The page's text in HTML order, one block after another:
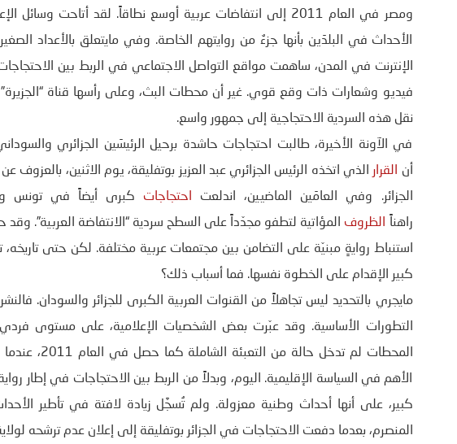
ومصر في العام 2011 إلى انتفاضات عربية أوسع نطاقاً. لقد
الأحداث في البلدَين بأنها جزءٌ من روايتهم الخاصة. وفي مايتعلق بالأعداد
الإنترنت في المدن، ساهمت مواقع التواصل الاجتماعي في الربط بين
فيديو وشعارات ذات وقع قوي. غير أن محطات البث، وعلى رأسها قناة
نقل هذه السردية الاحتجاجية إلى جمهور واسع.
في الآونة الأخيرة، طالبت احتجاجات حاشدة برحيل الرئيسَين الجزائري
أن القرار الذي اتخذه الرئيس الجزائري عبد العزيز بوتفليقة، يوم الاثنين،
الجزائر. وفي العامَين الماضيين، اندلعت احتجاجاتكبرى أيضاً في تونس
راهناً الظروفالمؤاتية لتطفو مجدّداً على السطح سردية “الانتفاضة العربية”. وقد
استنباط روايةٍ مبنيّة على التضامن بين مجتمعات عربية مختلفة. لكن حتى تاريخه،
كبير الإقدام على الخطوة نفسها. فما أسباب ذلك؟
مايجري بالتحديد ليس تجاهلاً من القنوات العربية الكبرى للجزائر والسودان.
التطورات الأساسية. وقد عبّرت بعض الشخصيات الإعلامية، على مستوى فردي،
المحطات لم
الأهم في السياسة الإقليمية. اليوم، وبدلاً من الربط بين الاحتجاجات في إطار
كبير، على أنها أحداث وطنية معزولة. ولم تُسجَّل زيادة لافتة في تأطير
المنصرم، بعدما دفعت الاحتجاجات في الجزائر بوتفليقة إلى إعلان عدم ترشحه